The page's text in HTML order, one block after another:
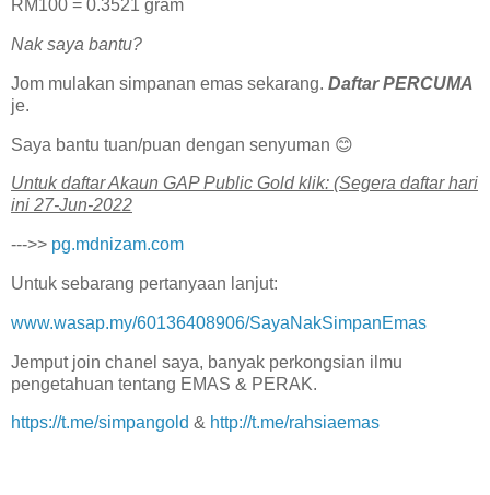
RM100 = 0.3521 gram
Nak saya bantu?
Jom mulakan simpanan emas sekarang. Daftar PERCUMA
je.
Saya bantu tuan/puan dengan senyuman 😊
U͏n͏t͏u͏k͏ d͏a͏f͏t͏a͏r͏ A͏k͏a͏u͏n͏ G͏A͏P͏ P͏u͏b͏l͏i͏c͏ G͏o͏l͏d͏ k͏l͏i͏k͏: (Segera daftar hari
ini 27-Jun-2022
--->> pg.mdnizam.com
Untuk sebarang pertanyaan lanjut:
www.wasap.my/60136408906/SayaNakSimpanEmas
Jemput join chanel saya, banyak perkongsian ilmu
pengetahuan tentang EMAS & PERAK.
https://t.me/simpangold & http://t.me/rahsiaemas